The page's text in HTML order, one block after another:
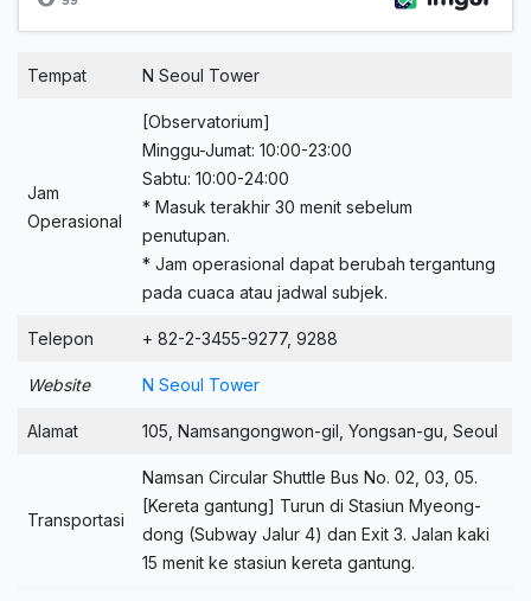
Tempat N Seoul Tower
Jam
Operasional
[Observatorium]
Minggu-Jumat: 10:00-23:00
Sabtu: 10:00-24:00
* Masuk terakhir 30 menit sebelum
penutupan.
* Jam operasional dapat berubah tergantung
pada cuaca atau jadwal subjek.
Telepon + 82-2-3455-9277, 9288
Website N Seoul Tower
Alamat 105, Namsangongwon-gil, Yongsan-gu, Seoul
Transportasi
Namsan Circular Shuttle Bus No. 02, 03, 05.
[Kereta gantung] Turun di Stasiun Myeong-
dong (Subway Jalur 4) dan Exit 3. Jalan kaki
15 menit ke stasiun kereta gantung.